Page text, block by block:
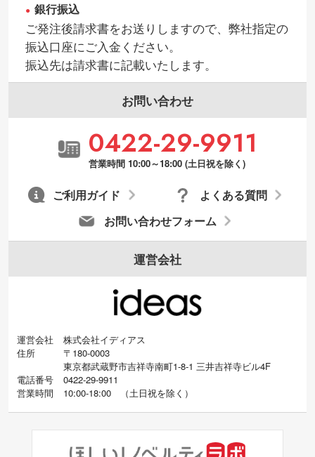
銀行振込
ご発注後請求書をお送りしますので、弊社指定の
振込口座にご入金ください。
振込先は請求書に記載いたします。
お問い合わせ
0422-29-9911
営業時間 10:00～18:00 (土日祝を除く)
お問い合わせフォーム
よくある質問
ご利用ガイド
運営会社
運営会社
株式会社イディアス
住所
〒180-0003
東京都武蔵野市吉祥寺南町1-8-1 三井吉祥寺ビル4F
電話番号
0422-29-9911
営業時間
10:00-18:00 （土日祝を除く）